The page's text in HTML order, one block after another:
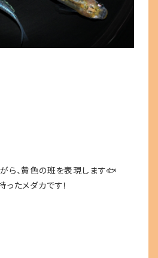
ら、黄色の班を表現します🐟
たメダカです！